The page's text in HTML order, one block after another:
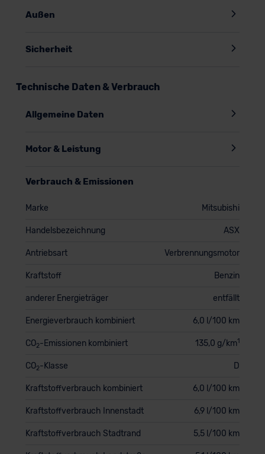
Außen
Sicherheit
Technische Daten & Verbrauch
Allgemeine Daten
Motor & Leistung
Verbrauch & Emissionen
Marke Mitsubishi
Handelsbezeichnung ASX
Antriebsart Verbrennungsmotor
Kraftstoff Benzin
anderer Energieträger entfällt
Energieverbrauch kombiniert 6,0 l/100 km
CO2-Emissionen kombiniert 135,0 g/km1
CO2-Klasse D
Kraftstoffverbrauch kombiniert 6,0 l/100 km
Kraftstoffverbrauch Innenstadt 6,9 l/100 km
Kraftstoffverbrauch Stadtrand 5,5 l/100 km